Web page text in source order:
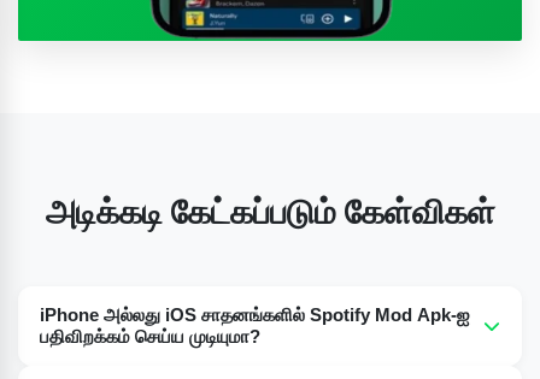
அடிக்கடி கேட்கப்படும் கேள்விகள்
iPhone அல்லது iOS சாதனங்களில் Spotify Mod Apk-ஐ
பதிவிறக்கம் செய்ய முடியுமா?